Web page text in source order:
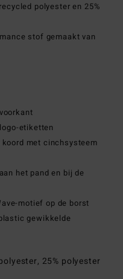
polyester en 25%
stof gemaakt van
etiketten
met cinchsysteem
het pand en bij de
motief op de borst
gewikkelde
25% polyester